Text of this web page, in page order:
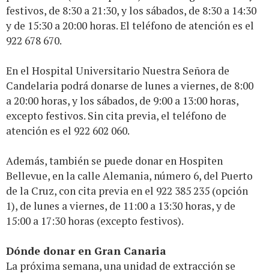
festivos, de 8:30 a 21:30, y los sábados, de 8:30 a 14:30
y de 15:30 a 20:00 horas. El teléfono de atención es el
922 678 670.
En el Hospital Universitario Nuestra Señora de
Candelaria podrá donarse de lunes a viernes, de 8:00
a 20:00 horas, y los sábados, de 9:00 a 13:00 horas,
excepto festivos. Sin cita previa, el teléfono de
atención es el 922 602 060.
Además, también se puede donar en Hospiten
Bellevue, en la calle Alemania, número 6, del Puerto
de la Cruz, con cita previa en el 922 385 235 (opción
1), de lunes a viernes, de 11:00 a 13:30 horas, y de
15:00 a 17:30 horas (excepto festivos).
Dónde donar en Gran Canaria
La próxima semana, una unidad de extracción se